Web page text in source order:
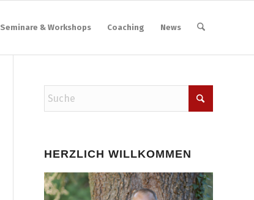
Seminare & Workshops Coaching News
HERZLICH WILLKOMMEN